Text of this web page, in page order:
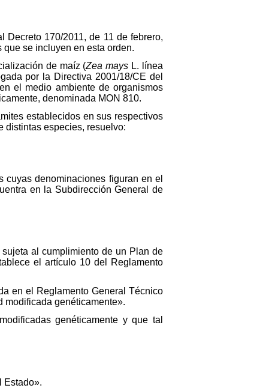
Decreto 170/2011, de 11 de febrero,
se incluyen en esta orden.
de maíz (Zea mays L. línea
por la Directiva 2001/18/CE del
el medio ambiente de organismos
denominada MON 810.
establecidos en sus respectivos
distintas especies, resuelvo:
denominaciones figuran en el
en la Subdirección General de
al cumplimiento de un Plan de
el artículo 10 del Reglamento
en el Reglamento General Técnico
modificada genéticamente».
genéticamente y que tal
Estado».